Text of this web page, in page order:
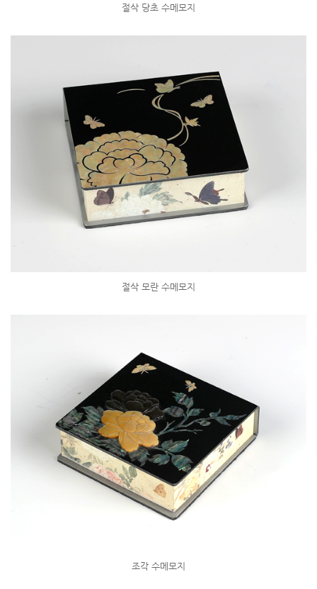
절삭 당초 수메모지
절삭 모란 수메모지
조각 수메모지